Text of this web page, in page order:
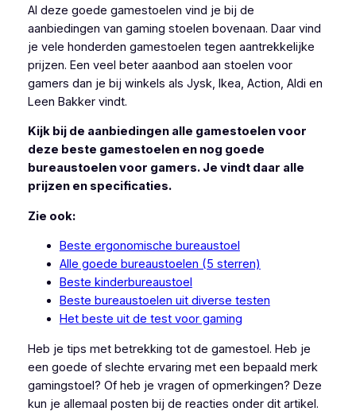
Al deze goede gamestoelen vind je bij de
aanbiedingen van gaming stoelen bovenaan. Daar vind
je vele honderden gamestoelen tegen aantrekkelijke
prijzen. Een veel beter aaanbod aan stoelen voor
gamers dan je bij winkels als Jysk, Ikea, Action, Aldi en
Leen Bakker vindt.
Kijk bij de aanbiedingen alle gamestoelen voor
deze beste gamestoelen en nog goede
bureaustoelen voor gamers. Je vindt daar alle
prijzen en specificaties.
Zie ook:
Beste ergonomische bureaustoel
Alle goede bureaustoelen (5 sterren)
Beste kinderbureaustoel
Beste bureaustoelen uit diverse testen
Het beste uit de test voor gaming
Heb je tips met betrekking tot de gamestoel. Heb je
een goede of slechte ervaring met een bepaald merk
gamingstoel? Of heb je vragen of opmerkingen? Deze
kun je allemaal posten bij de reacties onder dit artikel.